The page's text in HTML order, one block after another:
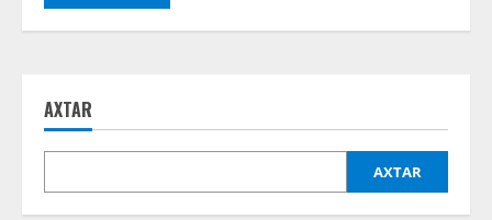
AXTAR
AXTAR